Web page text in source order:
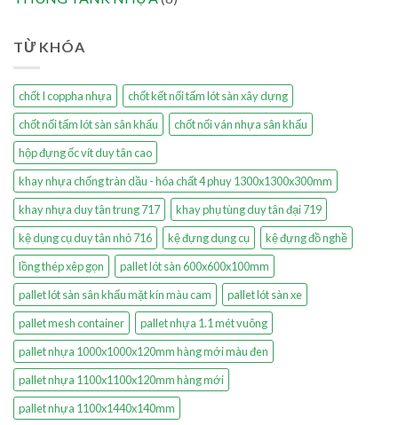
TỪ KHÓA
chốt I coppha nhựa
chốt kết nối tấm lót sàn xây dựng
chốt nối tấm lót sàn sân khấu
chốt nối ván nhựa sân khấu
hộp đựng ốc vít duy tân cao
khay nhựa chống tràn dầu - hóa chất 4 phuy 1300x1300x300mm
khay nhựa duy tân trung 717
khay phụ tùng duy tân đại 719
kệ dụng cụ duy tân nhỏ 716
kệ đựng dụng cụ
kệ đựng đồ nghề
lồng thép xêp gọn
pallet lót sàn 600x600x100mm
pallet lót sàn sân khấu mặt kín màu cam
pallet lót sàn xe
pallet mesh container
pallet nhựa 1.1 mét vuông
pallet nhựa 1000x1000x120mm hàng mới màu đen
pallet nhựa 1100x1100x120mm hàng mới
pallet nhựa 1100x1440x140mm